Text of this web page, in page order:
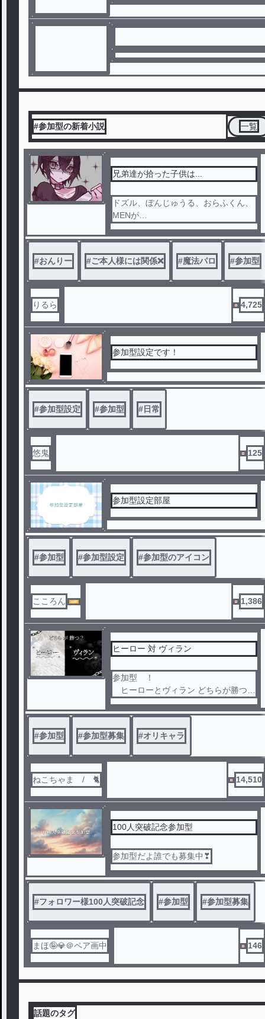
#参加型の新着小説 一覧
兄弟達が拾った子供は...
ドズル、ぼんじゅうる、おらふくん、
MENが
道で倒れている子供を見つけた...
途中から参加型になるかも...？
#おんりー #ご本人様には関係❌ #魔法パロ #参加型
りるら 4,725
参加型設定です！
#参加型設定 #参加型 #日常
悠鬼 125
参加型設定部屋
#参加型 #参加型設定 #参加型のアイコン
こころん 1,386
ヒーロー 対 ヴィラン
参加型 ！
ヒーローとヴィラン どちらが勝つか
…
#参加型 #参加型募集 #オリキャラ
ねこちゃま / 🐈 14,510
100人突破記念参加型
参加型だよ誰でも募集中❣
#フォロワー様100人突破記念 #参加型 #参加型募集
まほ🤪💎＠ペア画中 146
話題のタグ